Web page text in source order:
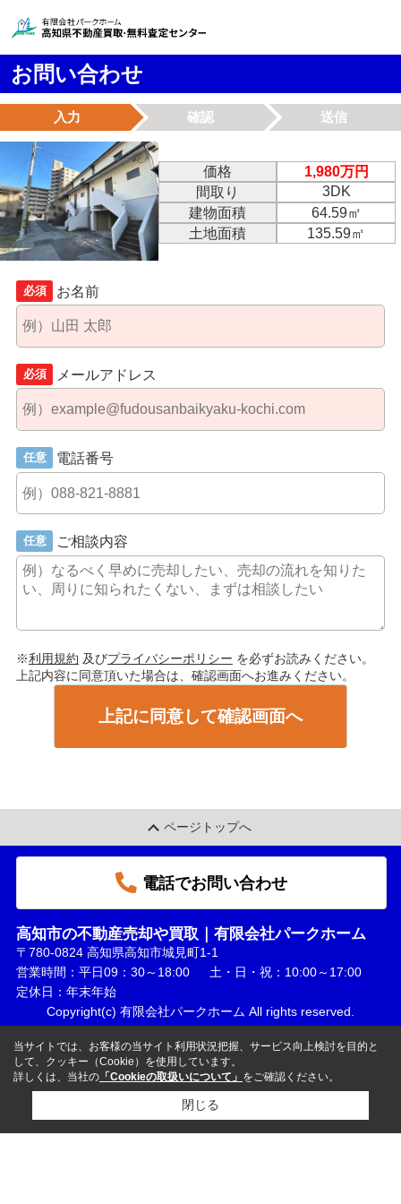
お問い合わせ
入力 確認 送信
価格
間取り
建物面積
土地面積
1,980万円
3DK
64.59㎡
135.59㎡
必須 お名前
必須 メールアドレス
任意 電話番号
任意 ご相談内容
※利用規約 及びプライバシーポリシー を必ずお読みください。
上記内容に同意頂いた場合は、確認画面へお進みください。
上記に同意して確認画面へ
ページトップへ
電話でお問い合わせ
高知市の不動産売却や買取｜有限会社パークホーム
〒780-0824 高知県高知市城見町1-1
営業時間：平日09：30～18:00 土・日・祝：10:00～17:00
定休日：年末年始
Copyright(c) 有限会社パークホーム All rights reserved.
当サイトでは、お客様の当サイト利用状況把握、サービス向上検討を目的と
して、クッキー（Cookie）を使用しています。
詳しくは、当社の 「Cookieの取扱いについて」 をご確認ください。
閉じる